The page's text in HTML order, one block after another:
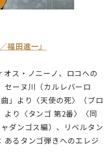
福田進一』
オス・ノニーノ、ロコへの
セーヌ川（カルレバーロ
」より〈天使の死〉（ブロ
より〈タンゴ 第2番〉〈同
ダンゴス編）、リベルタン
あるタンゴ弾きへのエレジ